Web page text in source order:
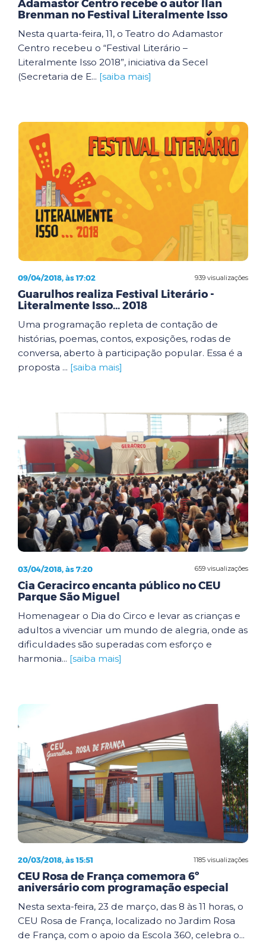
Adamastor Centro recebe o autor Ilan
Brenman no Festival Literalmente Isso
Nesta quarta-feira, 11, o Teatro do Adamastor
Centro recebeu o “Festival Literário –
Literalmente Isso 2018”, iniciativa da Secel
(Secretaria de E... [saiba mais]
939 visualizações
09/04/2018, às 17:02
Guarulhos realiza Festival Literário -
Literalmente Isso... 2018
Uma programação repleta de contação de
histórias, poemas, contos, exposições, rodas de
conversa, aberto à participação popular. Essa é a
proposta ... [saiba mais]
659 visualizações
03/04/2018, às 7:20
Cia Geracirco encanta público no CEU
Parque São Miguel
Homenagear o Dia do Circo e levar as crianças e
adultos a vivenciar um mundo de alegria, onde as
dificuldades são superadas com esforço e
harmonia... [saiba mais]
1185 visualizações
20/03/2018, às 15:51
CEU Rosa de França comemora 6º
aniversário com programação especial
Nesta sexta-feira, 23 de março, das 8 às 11 horas, o
CEU Rosa de França, localizado no Jardim Rosa
de França, com o apoio da Escola 360, celebra o...